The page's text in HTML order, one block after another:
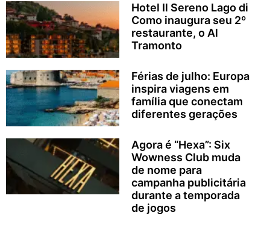
Hotel Il Sereno Lago di
Como inaugura seu 2º
restaurante, o Al
Tramonto
Férias de julho: Europa
inspira viagens em
família que conectam
diferentes gerações
Agora é “Hexa”: Six
Wowness Club muda
de nome para
campanha publicitária
durante a temporada
de jogos